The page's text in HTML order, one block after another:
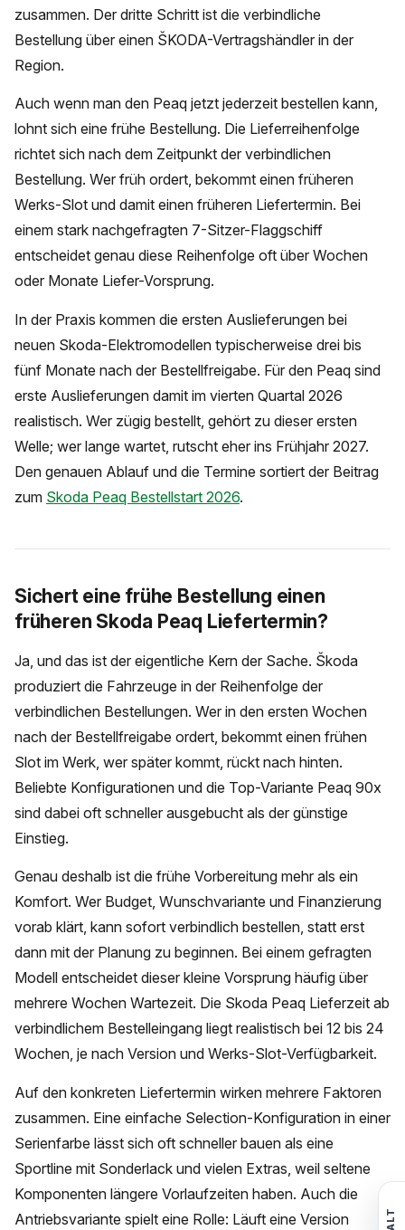
zusammen. Der dritte Schritt ist die verbindliche
Bestellung über einen ŠKODA-Vertragshändler in der
Region.
Auch wenn man den Peaq jetzt jederzeit bestellen kann,
lohnt sich eine frühe Bestellung. Die Lieferreihenfolge
richtet sich nach dem Zeitpunkt der verbindlichen
Bestellung. Wer früh ordert, bekommt einen früheren
Werks-Slot und damit einen früheren Liefertermin. Bei
einem stark nachgefragten 7-Sitzer-Flaggschiff
entscheidet genau diese Reihenfolge oft über Wochen
oder Monate Liefer-Vorsprung.
In der Praxis kommen die ersten Auslieferungen bei
neuen Skoda-Elektromodellen typischerweise drei bis
fünf Monate nach der Bestellfreigabe. Für den Peaq sind
erste Auslieferungen damit im vierten Quartal 2026
realistisch. Wer zügig bestellt, gehört zu dieser ersten
Welle; wer lange wartet, rutscht eher ins Frühjahr 2027.
Den genauen Ablauf und die Termine sortiert der Beitrag
zum Skoda Peaq Bestellstart 2026.
Sichert eine frühe Bestellung einen
früheren Skoda Peaq Liefertermin?
Ja, und das ist der eigentliche Kern der Sache. Škoda
produziert die Fahrzeuge in der Reihenfolge der
verbindlichen Bestellungen. Wer in den ersten Wochen
nach der Bestellfreigabe ordert, bekommt einen frühen
Slot im Werk, wer später kommt, rückt nach hinten.
Beliebte Konfigurationen und die Top-Variante Peaq 90x
sind dabei oft schneller ausgebucht als der günstige
Einstieg.
Genau deshalb ist die frühe Vorbereitung mehr als ein
Komfort. Wer Budget, Wunschvariante und Finanzierung
vorab klärt, kann sofort verbindlich bestellen, statt erst
dann mit der Planung zu beginnen. Bei einem gefragten
Modell entscheidet dieser kleine Vorsprung häufig über
mehrere Wochen Wartezeit. Die Skoda Peaq Lieferzeit ab
verbindlichem Bestelleingang liegt realistisch bei 12 bis 24
Wochen, je nach Version und Werks-Slot-Verfügbarkeit.
Auf den konkreten Liefertermin wirken mehrere Faktoren
zusammen. Eine einfache Selection-Konfiguration in einer
Serienfarbe lässt sich oft schneller bauen als eine
Sportline mit Sonderlack und vielen Extras, weil seltene
Komponenten längere Vorlaufzeiten haben. Auch die
Antriebsvariante spielt eine Rolle: Läuft eine Version